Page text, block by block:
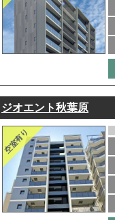
ジオエント秋葉原